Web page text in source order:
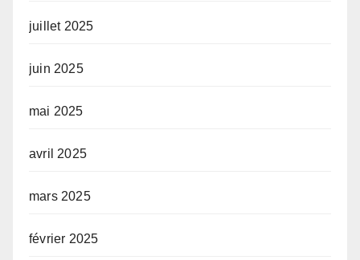
juillet 2025
juin 2025
mai 2025
avril 2025
mars 2025
février 2025